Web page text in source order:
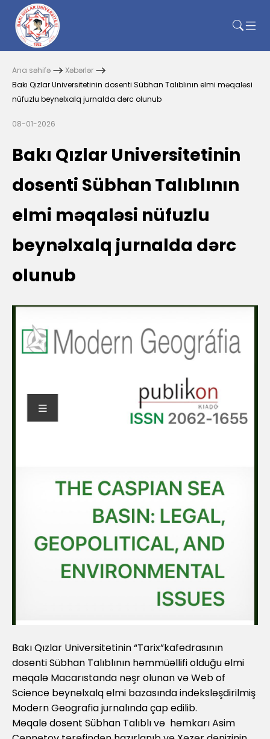
Ana səhifə
Xəbərlər
Bakı Qızlar Universitetinin dosenti Sübhan Talıblının elmi məqaləsi
nüfuzlu beynəlxalq jurnalda dərc olunub
08-01-2026
Bakı Qızlar Universitetinin
dosenti Sübhan Talıblının
elmi məqaləsi nüfuzlu
beynəlxalq jurnalda dərc
olunub
Bakı Qızlar Universitetinin “Tarix”kafedrasının
dosenti Sübhan Talıblının həmmüəllifi olduğu elmi
məqalə Macarıstanda nəşr olunan və Web of
Science beynəlxalq elmi bazasında indeksləşdirilmiş
Modern Geografia jurnalında çap edilib.
Məqalə dosent Sübhan Talıblı və həmkarı Asim